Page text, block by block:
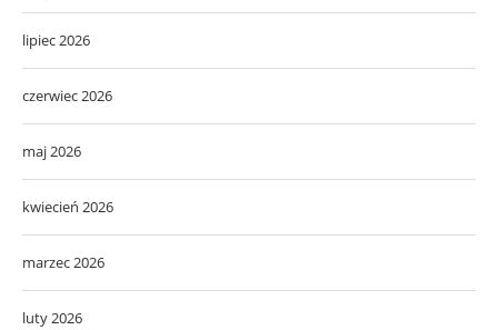
lipiec 2026
czerwiec 2026
maj 2026
kwiecień 2026
marzec 2026
luty 2026